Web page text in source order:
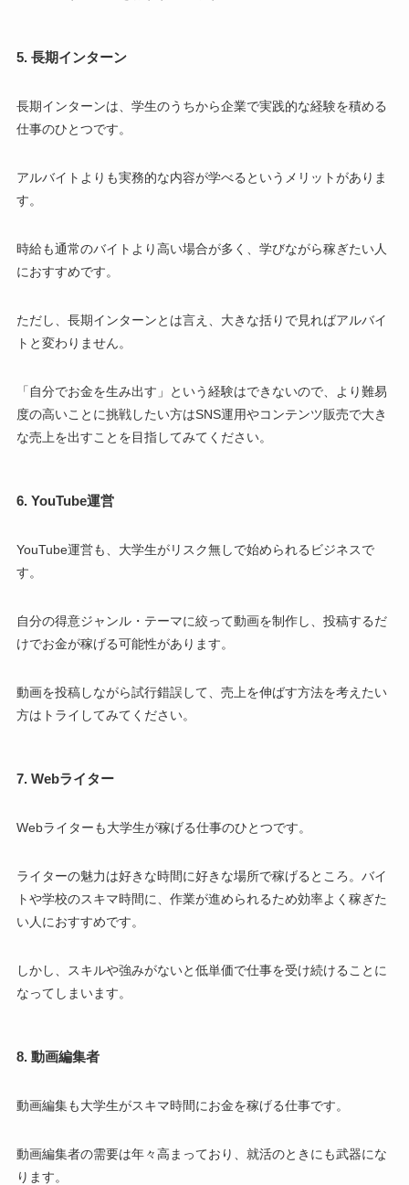
5. 長期インターン
長期インターンは、学生のうちから企業で実践的な経験を積める
仕事のひとつです。
アルバイトよりも実務的な内容が学べるというメリットがありま
す。
時給も通常のバイトより高い場合が多く、学びながら稼ぎたい人
におすすめです。
ただし、長期インターンとは言え、大きな括りで見ればアルバイ
トと変わりません。
「自分でお金を生み出す」という経験はできないので、より難易
度の高いことに挑戦したい方はSNS運用やコンテンツ販売で大き
な売上を出すことを目指してみてください。
6. YouTube運営
YouTube運営も、大学生がリスク無しで始められるビジネスで
す。
自分の得意ジャンル・テーマに絞って動画を制作し、投稿するだ
けでお金が稼げる可能性があります。
動画を投稿しながら試行錯誤して、売上を伸ばす方法を考えたい
方はトライしてみてください。
7. Webライター
Webライターも大学生が稼げる仕事のひとつです。
ライターの魅力は好きな時間に好きな場所で稼げるところ。バイ
トや学校のスキマ時間に、作業が進められるため効率よく稼ぎた
い人におすすめです。
しかし、スキルや強みがないと低単価で仕事を受け続けることに
なってしまいます。
8. 動画編集者
動画編集も大学生がスキマ時間にお金を稼げる仕事です。
動画編集者の需要は年々高まっており、就活のときにも武器にな
ります。